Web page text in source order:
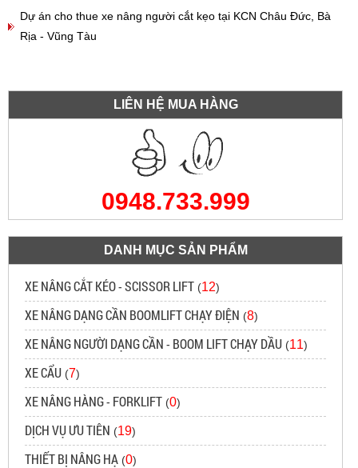
Dự án cho thue xe nâng người cắt kẹo tại KCN Châu Đức, Bà
Rịa - Vũng Tàu
LIÊN HỆ MUA HÀNG
0948.733.999
DANH MỤC SẢN PHẨM
XE NÂNG CẮT KÉO - SCISSOR LIFT (12)
XE NÂNG DẠNG CẦN BOOMLIFT CHẠY ĐIỆN (8)
XE NÂNG NGƯỜI DẠNG CẦN - BOOM LIFT CHẠY DẦU (11)
XE CẨU (7)
XE NÂNG HÀNG - FORKLIFT (0)
DỊCH VỤ ƯU TIÊN (19)
THIẾT BỊ NÂNG HẠ (0)